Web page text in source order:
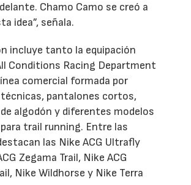
Chamo Camo se creó a
idea”, señala.
incluye tanto la equipación
Conditions Racing Department
comercial formada por
pantalones cortos,
algodón y diferentes modelos
trail running. Entre las
las Nike ACG Ultrafly
Zegama Trail, Nike ACG
Nike Wildhorse y Nike Terra